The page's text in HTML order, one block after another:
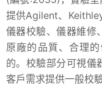
提供Agilent、
儀器校驗、儀器維修
原廠的品質、合理
的。校驗部分可視儀
客戶需求提供一般校